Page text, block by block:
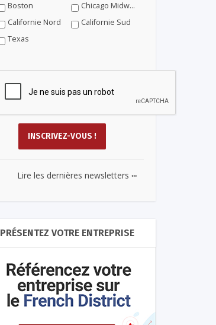
Boston
Chicago Midwest
Californie Nord
Californie Sud
Texas
Lire les dernières newsletters ...
PRÉSENTEZ VOTRE ENTREPRISE